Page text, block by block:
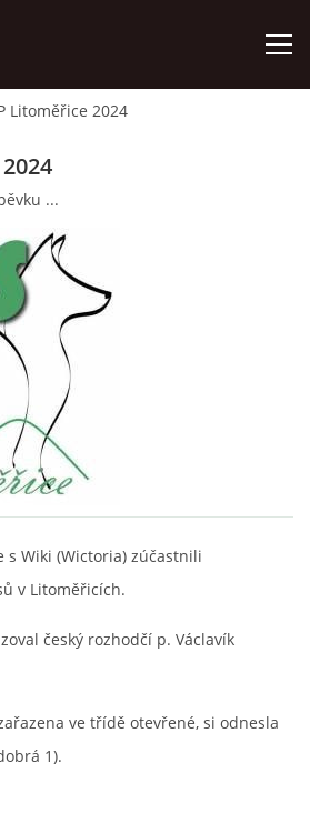
CHS
Litoměřice 2024
...
s Wiki (Wictoria) zúčastnili
v Litoměřicích.
český rozhodčí p. Václavík
ve třídě otevřené, si odnesla
1).